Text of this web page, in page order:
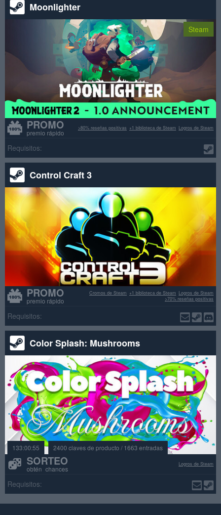
Moonlighter
Steam
PROMO
premio rápido
Logros de Steam
+1 biblioteca de Steam
>80% reseñas positivas
Requisitos:
Control Craft 3
PROMO
premio rápido
Logros de Steam
+1 biblioteca de Steam
Cromos de Steam
>70% reseñas positivas
Requisitos:
Color Splash: Mushrooms
133:00:55 2400 claves de producto / 1663 entradas
SORTEO
obtén chances
Logros de Steam
Requisitos: